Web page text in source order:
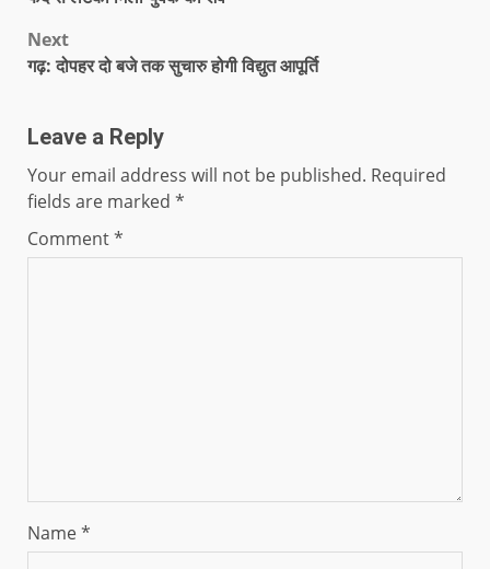
Next
गढ़: दोपहर दो बजे तक सुचारु होगी विद्युत आपूर्ति
Leave a Reply
Your email address will not be published. Required
fields are marked *
Comment*
Name*